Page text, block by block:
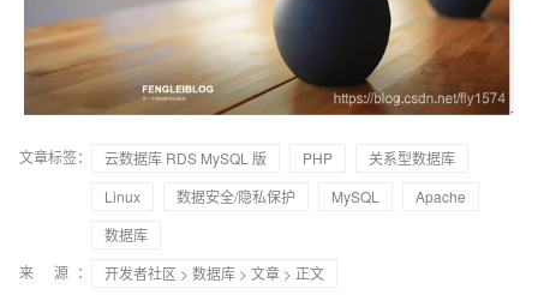
文章标签： 云数据库 RDS MySQL 版 PHP
关系型数据库
Linux
数据安全/隐私保护 MySQL
Apache
数据库
来 源：
开发者社区 > 数据库 > 文章 > 正文